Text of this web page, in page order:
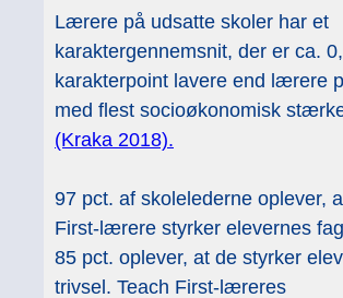
Lærere på udsatte skoler har et
karaktergennemsnit, der er ca.
karakterpoint lavere end lærere
med flest socioøkonomisk
(Kraka 2018).
97 pct. af skolelederne oplever,
First-lærere styrker elevernes
85 pct. oplever, at de styrker
trivsel. Teach First-læreres